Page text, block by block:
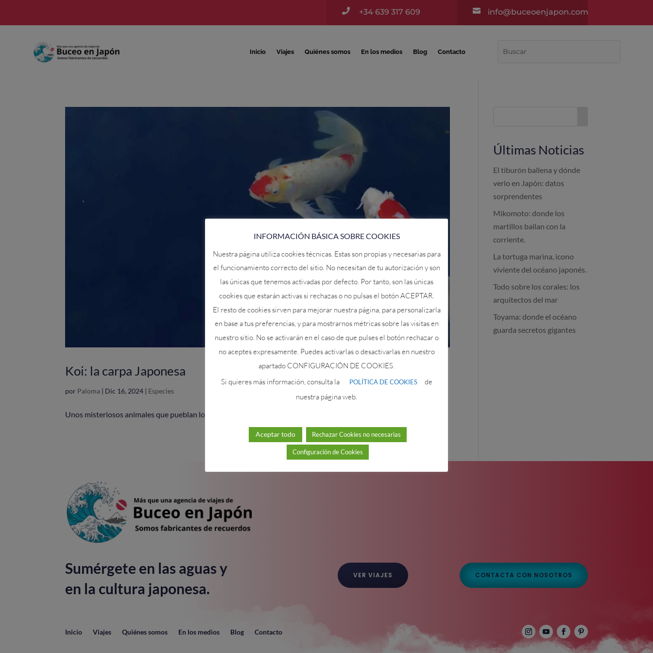
 +34 639 317 609  info@buceoenjapon.com
Inicio Viajes Quiénes somos En los medios Blog Contacto
Koi: la carpa Japonesa
por Paloma | Dic 16, 2024 | Especies
Unos misteriosos animales que pueblan los rios y estanques en Japón. Símbolo de coraje y perseverancia.
Últimas Noticias
El tiburón ballena y dónde
verlo en Japón: datos
sorprendentes
Mikomoto: donde los
martillos bailan con la
corriente.
La tortuga marina, icono
viviente del océano japonés.
Todo sobre los corales: los
arquitectos del mar
Toyama: donde el océano
guarda secretos gigantes
Sumérgete en las aguas y
en la cultura japonesa.
VER VIAJES CONTACTA CON NOSOTROS
Inicio Viajes Quiénes somos En los medios Blog Contacto
INFORMACIÓN BÁSICA SOBRE COOKIES
Nuestra página utiliza cookies técnicas. Estas son propias y necesarias para
el funcionamiento correcto del sitio. No necesitan de tu autorización y son
las únicas que tenemos activadas por defecto. Por tanto, son las únicas
cookies que estarán activas si rechazas o no pulsas el botón ACEPTAR.
El resto de cookies sirven para mejorar nuestra página, para personalizarla
en base a tus preferencias, y para mostrarnos métricas sobre las visitas en
nuestro sitio. No se activarán en el caso de que pulses el botón rechazar o
no aceptes expresamente. Puedes activarlas o desactivarlas en nuestro
apartado CONFIGURACIÓN DE COOKIES.
Si quieres más información, consulta la
POLÍTICA DE COOKIES
de
nuestra página web.
Aceptar todo Rechazar Cookies no necesarias
Configuración de Cookies